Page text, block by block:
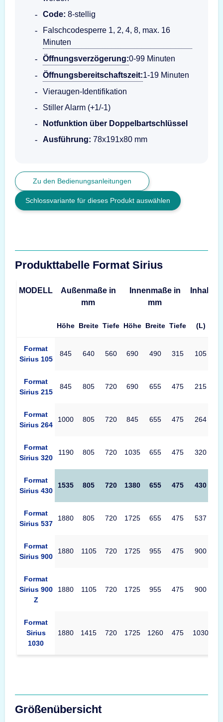
Code: 8-stellig
Falschcodesperre 1, 2, 4, 8, max. 16
Minuten
Öffnungsverzögerung:0-99 Minuten
Öffnungsbereitschaftszeit:1-19 Minuten
Vieraugen-Identifikation
Stiller Alarm (+1/-1)
Notfunktion über Doppelbartschlüssel
Ausführung: 78x191x80 mm
Zu den Bedienungsanleitungen
Schlossvariante für dieses Produkt auswählen
Produkttabelle Format Sirius
MODELL
Außenmaße in
mm
Innenmaße in
mm
Inhalt
Höhe Breite Tiefe Höhe Breite Tiefe (L)
Format
Sirius 105
845 640 560 690 490 315 105
Format
Sirius 215
845 805 720 690 655 475 215
Format
Sirius 264
1000 805 720 845 655 475 264
Format
Sirius 320
1190 805 720 1035 655 475 320
Format
Sirius 430
1535 805 720 1380 655 475 430
Format
Sirius 537
1880 805 720 1725 655 475 537
Format
Sirius 900
1880 1105 720 1725 955 475 900
Format
Sirius 900
Z
1880 1105 720 1725 955 475 900
Format
Sirius
1030
1880 1415 720 1725 1260 475 1030
Größenübersicht